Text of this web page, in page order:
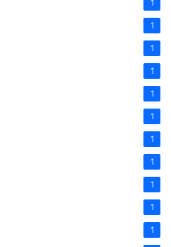
1
1
1
1
1
1
1
1
1
1
1